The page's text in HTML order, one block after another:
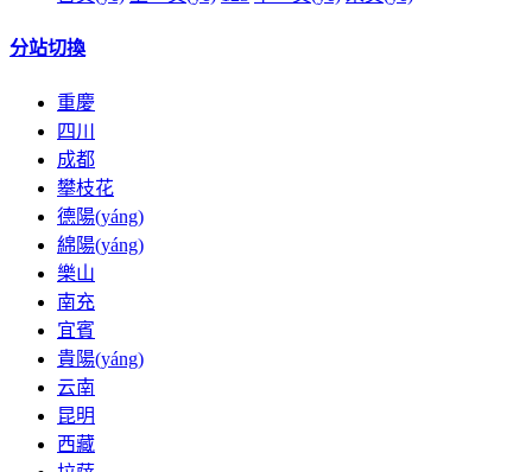
分站切換
重慶
四川
成都
攀枝花
德陽(yáng)
綿陽(yáng)
樂山
南充
宜賓
貴陽(yáng)
云南
昆明
西藏